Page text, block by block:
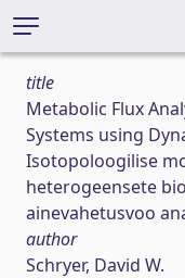
title
Metabolic Flux
Systems using
Isotopoloogilise
heterogeensete
ainevahetusvoo
author
Schryer, David W.